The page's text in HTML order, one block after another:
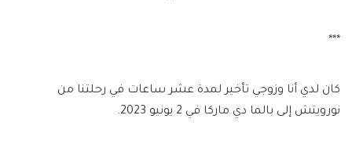
***
كان لدي أنا وزوجي تأخير لمدة عشر ساعات في رحلتنا من
نورويتش إلى بالما دي ماركا في 2 يونيو 2023.